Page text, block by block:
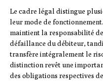
Le cadre légal distingue
leur mode de
maintient la responsabilité
défaillance du débiteur,
transfère intégralement le
distinction revêt une
des obligations respectives